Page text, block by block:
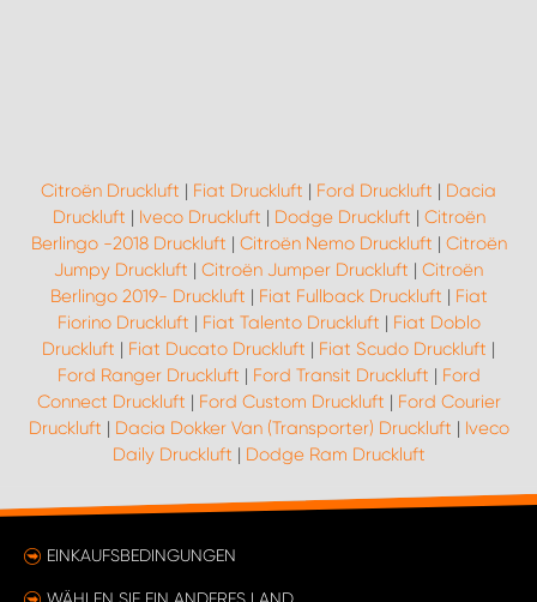
Citroën Druckluft | Fiat Druckluft | Ford Druckluft | Dacia
Druckluft | Iveco Druckluft | Dodge Druckluft | Citroën
Berlingo -2018 Druckluft | Citroën Nemo Druckluft | Citroën
Jumpy Druckluft | Citroën Jumper Druckluft | Citroën
Berlingo 2019- Druckluft | Fiat Fullback Druckluft | Fiat
Fiorino Druckluft | Fiat Talento Druckluft | Fiat Doblo
Druckluft | Fiat Ducato Druckluft | Fiat Scudo Druckluft |
Ford Ranger Druckluft | Ford Transit Druckluft | Ford
Connect Druckluft | Ford Custom Druckluft | Ford Courier
Druckluft | Dacia Dokker Van (Transporter) Druckluft | Iveco
Daily Druckluft | Dodge Ram Druckluft
EINKAUFSBEDINGUNGEN